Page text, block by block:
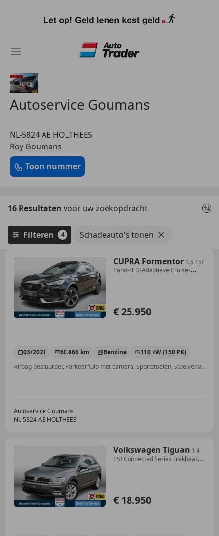
naar
Autoservice Goumans
NL-5824 AE HOLTHEES
Roy Goumans
Toon nummer
16 Resultaten voor uw zoekopdracht
Filteren 4 Schadeauto's tonen
CUPRA Formentor 1.5 TSI
Pano-LED-Adaptieve Cruise-
€ 25.950
03/2021 60.866 km Benzine
110 kW (150 PK)
Airbag bestuurder, Parkeerhulp met camera, Sportstoelen, Stoelverwarming, Getinte ramen, ABS, Adaptieve Cruise Control, Radio
Autoservice Goumans
NL-5824 AE HOLTHEES
Volkswagen Tiguan 1.4
TSI Connected Series Trekhaak
€ 18.950